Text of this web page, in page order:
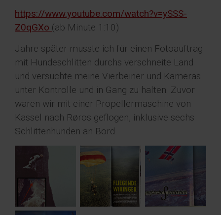
https://www.youtube.com/watch?v=ySSS-
Z0qGXo (ab Minute 1:10)
Jahre später musste ich für einen Fotoauftrag
mit Hundeschlitten durchs verschneite Land
und versuchte meine Vierbeiner und Kameras
unter Kontrolle und in Gang zu halten. Zuvor
waren wir mit einer Propellermaschine von
Kassel nach Røros geflogen, inklusive sechs
Schlittenhunden an Bord.